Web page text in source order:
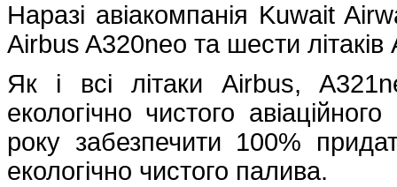
Наразі авіакомпанія Kuwait
Airbus A320neo та шести
Як і всі літаки Airbus,
екологічно чистого
року забезпечити 100%
екологічно чистого палива.